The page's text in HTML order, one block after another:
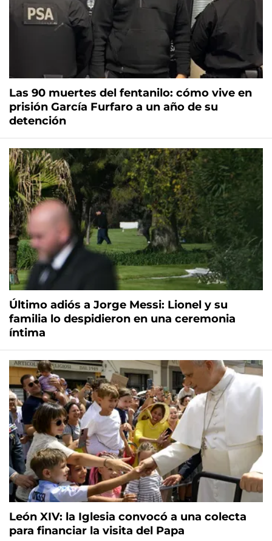
Las 90 muertes del fentanilo: cómo vive en
prisión García Furfaro a un año de su
detención
Último adiós a Jorge Messi: Lionel y su
familia lo despidieron en una ceremonia
íntima
León XIV: la Iglesia convocó a una colecta
para financiar la visita del Papa